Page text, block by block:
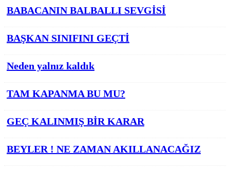
BABACANIN BALBALLI SEVGİSİ
BAŞKAN SINIFINI GEÇTİ
Neden yalnız kaldık
TAM KAPANMA BU MU?
GEÇ KALINMIŞ BİR KARAR
BEYLER ! NE ZAMAN AKILLANACAĞIZ